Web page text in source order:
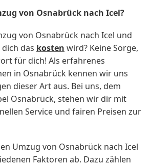
von Osnabrück nach Icel?
von Osnabrück nach Icel und
das kosten wird? Keine Sorge,
für dich! Als erfahrenes
in Osnabrück kennen wir uns
dieser Art aus. Bei uns, dem
Osnabrück, stehen wir dir mit
Service und fairen Preisen zur
Umzug von Osnabrück nach Icel
Faktoren ab. Dazu zählen